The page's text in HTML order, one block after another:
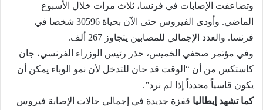
وتضاعفت الإصابات في فرنسا، ثلاث مرات خلال الأسبوع
الماضي. وأودى الفيروس حتى الآن بحياة 30596 شخصا في
فرنسا. والعدد الإجمالي للمصابين يتجاوز 267 ألف.
وفي مؤتمر صحفي الخميس، حذر رئيس الوزراء الفرنسي، جان
كاستكس من أن “الوقت قد حان للتدخل لأن نمو الوباء يمكن أن
يكون قاسياً مجدداً إذا لم نرد”.
كما تشهد إيطاليا قفزة جديدة في إجمالي حالات الإصابة فيروس